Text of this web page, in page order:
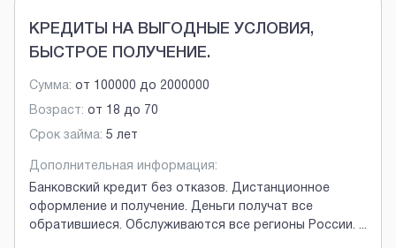
КРЕДИТЫ НА ВЫГОДНЫЕ УСЛОВИЯ,
БЫСТРОЕ ПОЛУЧЕНИЕ.
Сумма: от 100000 до 2000000
Возраст: от 18 до 70
Срок займа: 5 лет
Дополнительная информация:
Банковский кредит без отказов. Дистанционное
оформление и получение. Деньги получат все
обратившиеся. Обслуживаются все регионы России. ...